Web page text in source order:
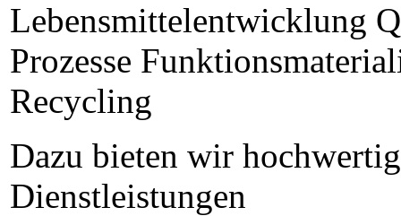
Lebensmittelentwicklung
Prozesse
Recycling
Dazu bieten wir
Dienstleistungen